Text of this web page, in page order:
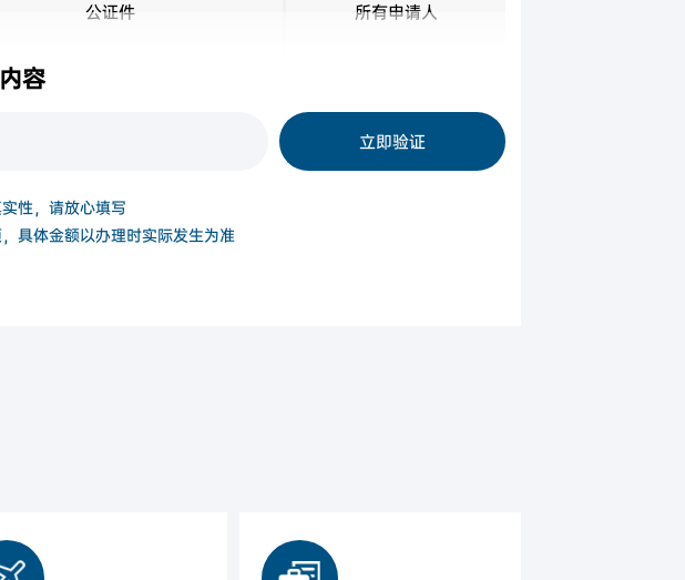
公证件 所有申请人
容
立即验证
性，请放心填写
具体金额以办理时实际发生为准